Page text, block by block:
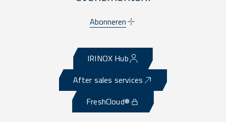
Abonneren
IRINOX Hub
After sales services
FreshCloud®